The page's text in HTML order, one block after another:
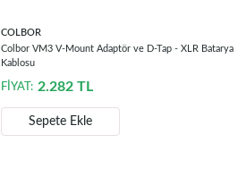
COLBOR
Colbor VM3 V-Mount Adaptör ve D-Tap - XLR Batarya
Kablosu
FİYAT: 2.282 TL
Sepete Ekle